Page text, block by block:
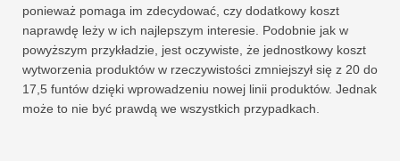
ponieważ pomaga im zdecydować, czy dodatkowy koszt
naprawdę leży w ich najlepszym interesie. Podobnie jak w
powyższym przykładzie, jest oczywiste, że jednostkowy koszt
wytworzenia produktów w rzeczywistości zmniejszył się z 20 do
17,5 funtów dzięki wprowadzeniu nowej linii produktów. Jednak
może to nie być prawdą we wszystkich przypadkach.